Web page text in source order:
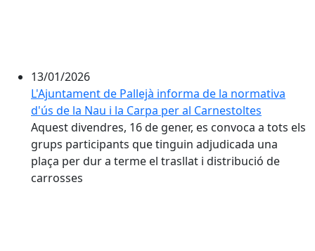
13/01/2026
L'Ajuntament de Pallejà informa de la normativa
d'ús de la Nau i la Carpa per al Carnestoltes
Aquest divendres, 16 de gener, es convoca a tots els
grups participants que tinguin adjudicada una
plaça per dur a terme el trasllat i distribució de
carrosses